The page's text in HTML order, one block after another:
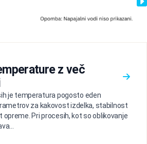
z več
je temperatura pogosto eden
za kakovost izdelka, stabilnost
opreme. Pri procesih, kot so oblikovanje